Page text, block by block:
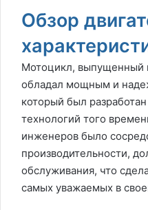
Обзор
Мотоцикл, выпущенный
обладал мощным и
который был
технологий того
инженеров было
производительности,
обслуживания, что
самых уважаемых в